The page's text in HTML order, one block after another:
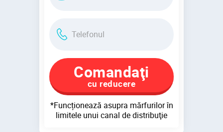
Comandaţi
cu reducere
*Funcționează asupra mărfurilor în
limitele unui canal de distribuţie